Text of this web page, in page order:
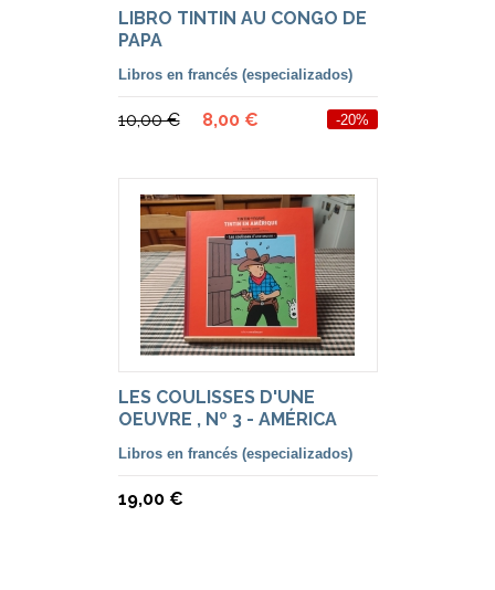
LIBRO TINTIN AU CONGO DE
PAPA
Libros en francés (especializados)
10,00 € 8,00 € -20%
LES COULISSES D'UNE
OEUVRE , Nº 3 - AMÉRICA
Libros en francés (especializados)
19,00 €